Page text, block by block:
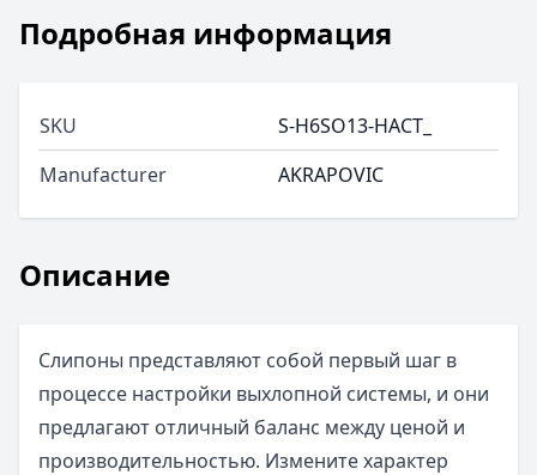
Описание
Слипоны представляют собой первый шаг в
процессе настройки выхлопной системы, и они
предлагают отличный баланс между ценой и
производительностью. Измените характер
Подробная информация
SKU
S-H6SO13-HACT_
Manufacturer
AKRAPOVIC